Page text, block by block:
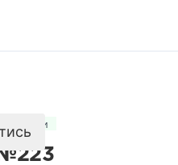
послуги